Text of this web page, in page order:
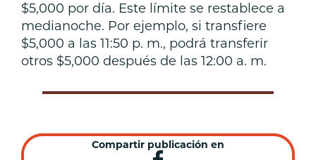
$5,000 por día. Este límite se restablece a
medianoche. Por ejemplo, si transfiere
$5,000 a las 11:50 p. m., podrá transferir
otros $5,000 después de las 12:00 a. m.
Compartir publicación en